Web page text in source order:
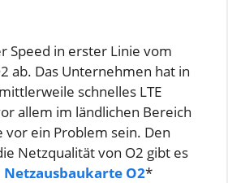
Speed in erster Linie vom
ab. Das Unternehmen hat in
schnelles LTE
allem im ländlichen Bereich
vor ein Problem sein. Den
Netzqualität von O2 gibt es
Netzausbaukarte O2*